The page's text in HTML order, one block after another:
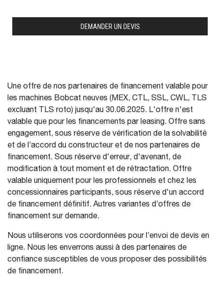
Une offre de nos partenaires de financement valable pour
les machines Bobcat neuves (MEX, CTL, SSL, CWL, TLS
excluant TLS roto) jusqu'au 30.06.2025. L'offre n'est
valable que pour les financements par leasing. Offre sans
engagement, sous réserve de vérification de la solvabilité
et de l’accord du constructeur et de nos partenaires de
financement. Sous réserve d'erreur, d'avenant, de
modification à tout moment et de rétractation. Offre
valable uniquement pour les professionnels et chez les
concessionnaires participants, sous réserve d'un accord
de financement définitif. Autres variantes d’offres de
financement sur demande.
Nous utiliserons vos coordonnées pour l’envoi de devis en
ligne. Nous les enverrons aussi à des partenaires de
confiance susceptibles de vous proposer des possibilités
de financement.